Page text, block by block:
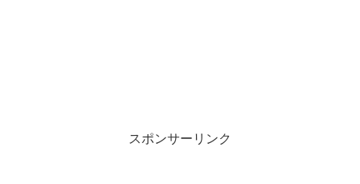
スポンサーリンク